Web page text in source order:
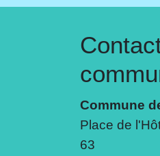
Commune
Place de
63